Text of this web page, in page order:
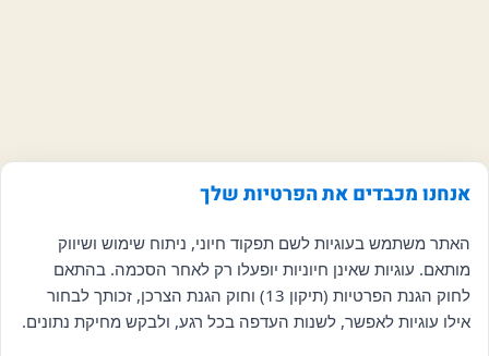
אנחנו מכבדים את הפרטיות שלך
האתר משתמש בעוגיות לשם תפקוד חיוני, ניתוח שימוש ושיווק
מותאם. עוגיות שאינן חיוניות יופעלו רק לאחר הסכמה. בהתאם
לחוק הגנת הפרטיות (תיקון 13) וחוק הגנת הצרכן, זכותך לבחור
אילו עוגיות לאפשר, לשנות העדפה בכל רגע, ולבקש מחיקת נתונים.